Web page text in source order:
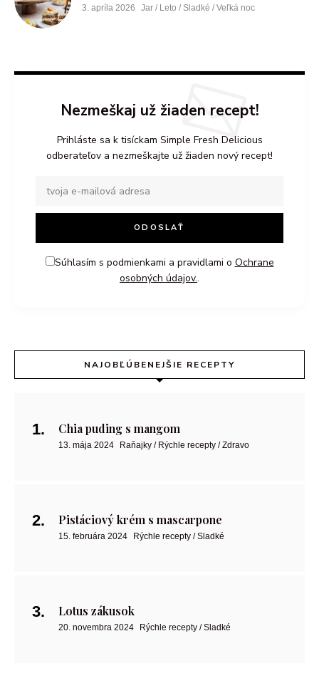
3. apríla 2026 Jar / Leto / Sladké / Veľká noc
Nezmeškaj už žiaden recept!
Prihláste sa k tisíckam Simple Fresh Delicious
odberateľov a nezmeškajte už žiaden nový recept!
Súhlasím s podmienkami a pravidlami o Ochrane
osobných údajov..
NAJOBĽÚBENEJŠIE RECEPTY
Chia puding s mangom
13. mája 2024 Raňajky / Rýchle recepty / Zdravo
Pistáciový krém s mascarpone
15. februára 2024 Rýchle recepty / Sladké
Lotus zákusok
20. novembra 2024 Rýchle recepty / Sladké